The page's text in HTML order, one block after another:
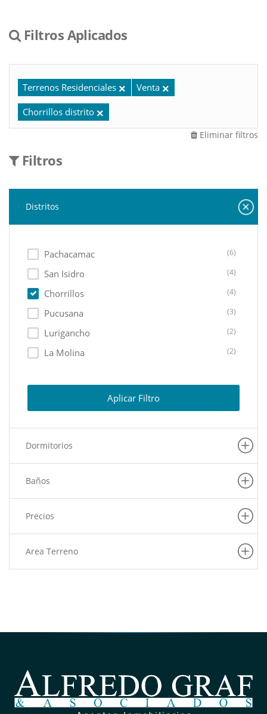
Filtros Aplicados
Terrenos Residenciales Venta
Chorrillos distrito
Eliminar filtros
Filtros
Distritos
Pachacamac (6)
San Isidro (4)
Chorrillos (4)
Pucusana (3)
Lurigancho (2)
La Molina (2)
Puente Piedra (1)
Carabayllo (1)
Rimac
Lince
Aplicar Filtro
Dormitorios
Baños
Precios
Area Terreno